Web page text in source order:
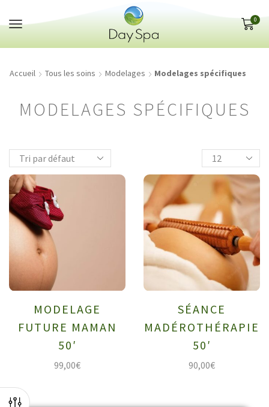
0
Accueil Tous les soins Modelages Modelages spécifiques
MODELAGES SPÉCIFIQUES
MODELAGE
FUTURE MAMAN
50′
99,00€
SÉANCE
MADÉROTHÉRAPIE
50′
90,00€
Panneau de gestion des cookies